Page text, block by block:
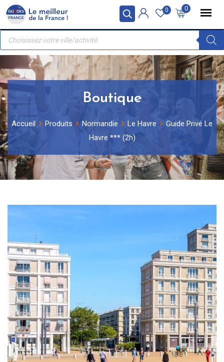
Panneau de gestion des cookies
Skip
content
0
0
Recherche
produits
Boutique
Accueil Produits Normandie Le Havre
Guide Privé Le
Havre *** (2h)